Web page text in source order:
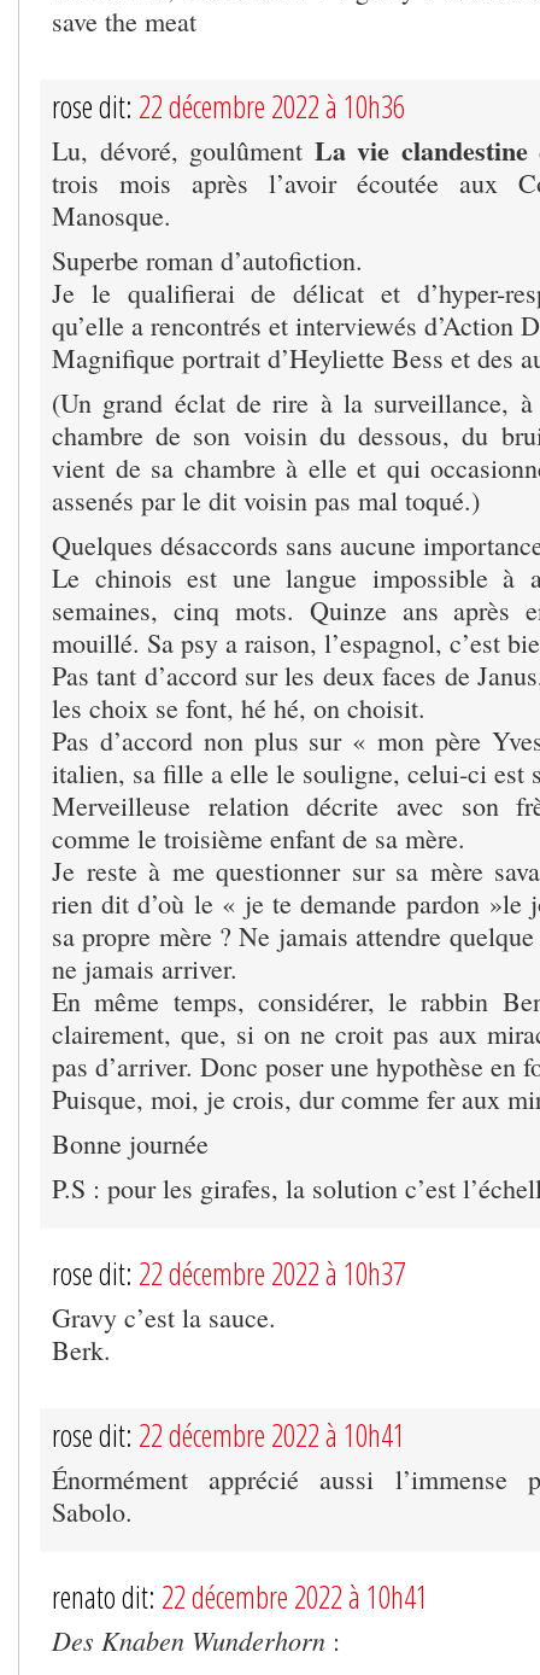
save the meat
rose dit: 22 décembre 2022 à 10h36
Lu, dévoré, goulûment La vie clandestine
trois mois après l’avoir écoutée aux
Manosque.
Superbe roman d’autofiction.
Je le qualifierai de délicat et d’hyper-
qu’elle a rencontrés et interviewés d’Action
Magnifique portrait d’Heyliette Bess et des
(Un grand éclat de rire à la surveillance,
chambre de son voisin du dessous, du
vient de sa chambre à elle et qui
assenés par le dit voisin pas mal toqué.)
Quelques désaccords sans aucune
Le chinois est une langue impossible à
semaines, cinq mots. Quinze ans après
mouillé. Sa psy a raison, l’espagnol, c’est
Pas tant d’accord sur les deux faces de
les choix se font, hé hé, on choisit.
Pas d’accord non plus sur « mon père
italien, sa fille a elle le souligne, celui-ci est
Merveilleuse relation décrite avec son
comme le troisième enfant de sa mère.
Je reste à me questionner sur sa mère
rien dit d’où le « je te demande pardon »le
sa propre mère ? Ne jamais attendre
ne jamais arriver.
En même temps, considérer, le rabbin
clairement, que, si on ne croit pas aux
pas d’arriver. Donc poser une hypothèse en
Puisque, moi, je crois, dur comme fer aux
Bonne journée
P.S : pour les girafes, la solution c’est
rose dit: 22 décembre 2022 à 10h37
Gravy c’est la sauce.
Berk.
rose dit: 22 décembre 2022 à 10h41
Énormément apprécié aussi l’immense
Sabolo.
renato dit: 22 décembre 2022 à 10h41
Des Knaben Wunderhorn :